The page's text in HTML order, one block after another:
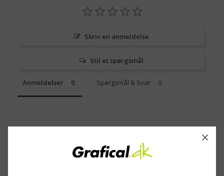
Skriv en anmeldelse
Stil et spørgsmål
Anmeldelser Spørgsmål & Svar